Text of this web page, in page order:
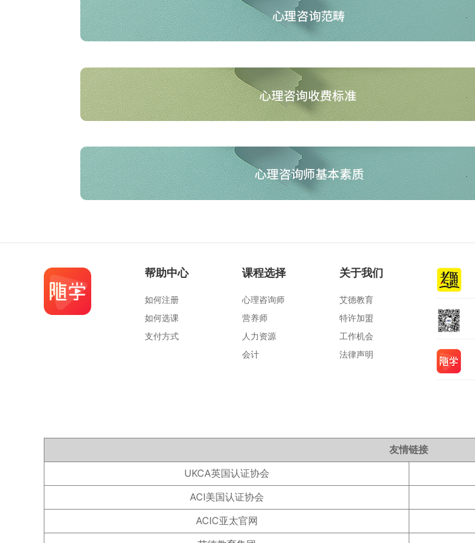
帮助中心
如何注册
如何选课
支付方式
课程选择
心理咨询师
营养师
人力资源
会计
关于我们
艾德教育
特许加盟
工作机会
法律声明
友情链接
UKCA英国认证协会
ACI美国认证协会
ACIC亚太官网